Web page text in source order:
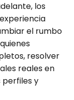
los
el rumbo
resolver
reales en
perfiles y